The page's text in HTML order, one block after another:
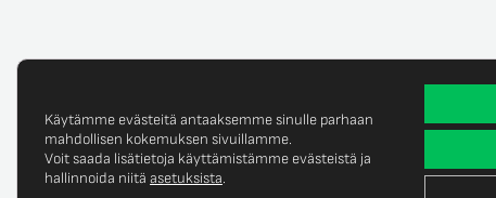
© Copyright 2025 Second Disc Oy Tietosuojaseloste
Käytämme evästeitä antaaksemme sinulle parhaan
mahdollisen kokemuksen sivuillamme.
Voit saada lisätietoja käyttämistämme evästeistä ja
hallinnoida niitä asetuksista.